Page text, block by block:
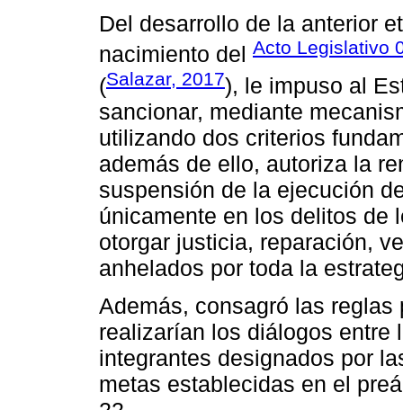
Del desarrollo de la anterior
nacimiento del Acto Legislativo
(Salazar, 2017), le impuso al
sancionar, mediante
utilizando dos criterios
además de ello, autoriza la
suspensión de la ejecución
únicamente en los delitos de
otorgar justicia, reparación,
anhelados por toda la
Además, consagró las
realizarían los diálogos entre
integrantes designados por
metas establecidas en el